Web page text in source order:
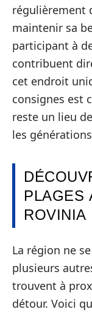
régulièrement
maintenir sa
participant à
contribuent
cet endroit
consignes est
reste un lieu
les
PLAGES
ROVINIA
La région ne
plusieurs
trouvent à
détour. Voici